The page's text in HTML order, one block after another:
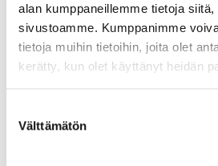
alan kumppaneillemme tietoja
sivustoamme. Kumppanimme
tietoja muihin tietoihin, joita olet
kerätty, kun olet käyttänyt heidän
valinta
Välttämätön
Hankkeen tiedot